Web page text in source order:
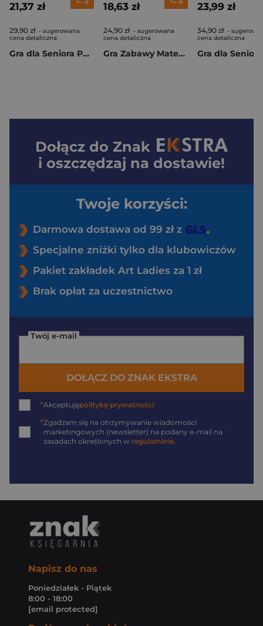
21,37 zł
29,90 zł - sugerowana
cena detaliczna
Gra dla Seniora Puzzle Numery Alarmowe
18,63 zł
24,90 zł - sugerowana
cena detaliczna
Gra Zabawy Matematyczne 5+
23,99 zł
34,90 zł -
cena detaliczna
Dołącz do Znak
i oszczędzaj na dostawie!
Twoje korzyści:
Darmowa dostawa od 99 zł z
Specjalne zniżki tylko dla klubowiczów
Pakiet zakładek Art Ladies za 1 zł
Brak opłat za uczestnictwo
Twój e-mail
DOŁĄCZ DO ZNAK EKSTRA
*Akceptujępolitykę prywatności
*Zgadzam się na otrzymywanie wiadomości
marketingowych (newsletter) na podany e-mail na
zasadach określonych w regulaminie.
Napisz do nas
Poniedziałek - Piątek
8:00 - 18:00
[email protected]